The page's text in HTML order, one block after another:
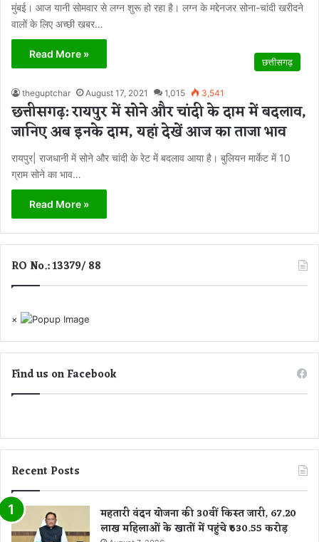
मुंबई। आज यानी सोमवार से लग्न शुरू हो रहा है। लग्न के मद्देनजर सोना-चांदी खरीदने
वालों के लिए अच्छी खबर…
Read More »
छत्तीसगढ़
theguptchar August 17, 2021 1,015 3,541
छत्तीसगढ़: रायपुर में सोने और चांदी के दाम में बदलाव,
जानिए अब इनके दाम, यहां देखें आज का ताजा भाव
रायपुर| राजधानी में सोने और चांदी के रेट में बदलाव आया है। बुलियन मार्केट में 10
ग्राम सोने का भाव…
Read More »
RO No.: 13379/ 88
×
Find us on Facebook
Recent Posts
महतारी वंदन योजना की 30वीं किस्त जारी, 67.20
लाख महिलाओं के खातों में पहुंचे ₹630.55 करोड़